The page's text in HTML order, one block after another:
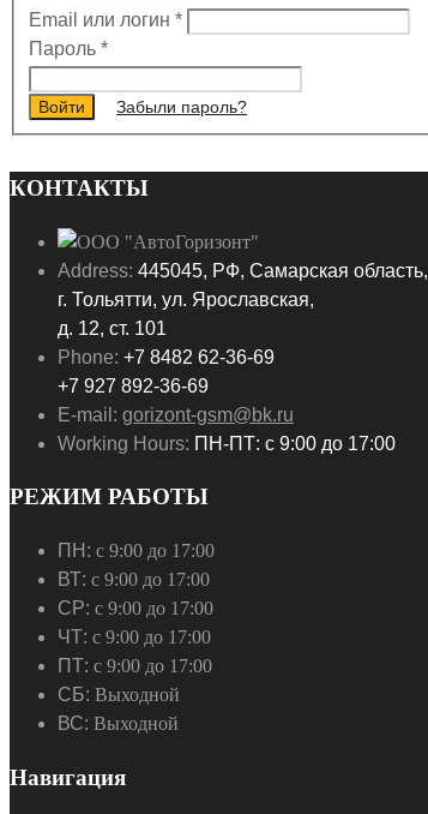
Email или логин *
Пароль *
Войти Забыли пароль?
КОНТАКТЫ
Address: 445045, РФ, Самарская область,
г. Тольятти, ул. Ярославская,
д. 12, ст. 101
Phone: +7 8482 62-36-69
+7 927 892-36-69
E-mail: gorizont-gsm@bk.ru
Working Hours: ПН-ПТ: с 9:00 до 17:00
РЕЖИМ РАБОТЫ
ПН: с 9:00 до 17:00
ВТ: с 9:00 до 17:00
СР: с 9:00 до 17:00
ЧТ: с 9:00 до 17:00
ПТ: с 9:00 до 17:00
СБ: Выходной
ВС: Выходной
Навигация